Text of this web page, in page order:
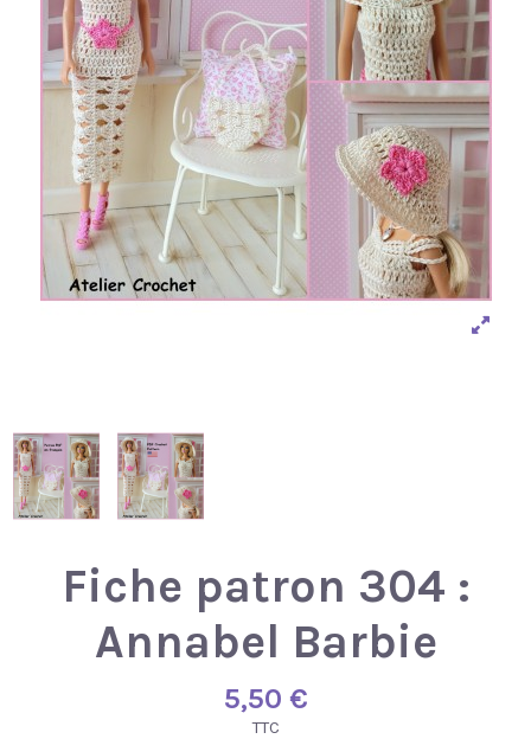
Fiche patron 304 :
Annabel Barbie
5,50 €
TTC